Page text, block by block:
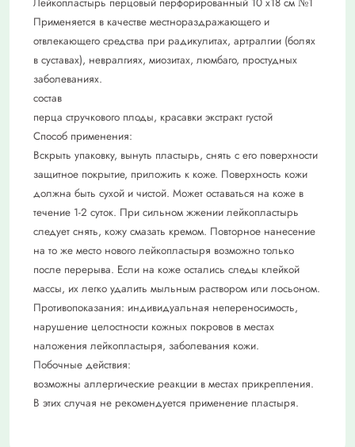
Применяется в качестве местнораздражающего и
отвлекающего средства при радикулитах, артралгии (болях
в суставах), невралгиях, миозитах, люмбаго, простудных
заболеваниях.
состав
перца стручкового плоды, красавки экстракт густой
Способ применения:
Вскрыть упаковку, вынуть пластырь, снять с его поверхности
защитное покрытие, приложить к коже. Поверхность кожи
должна быть сухой и чистой. Может оставаться на коже в
течение 1-2 суток. При сильном жжении лейкопластырь
следует снять, кожу смазать кремом. Повторное нанесение
на то же место нового лейкопластыря возможно только
после перерыва. Если на коже остались следы клейкой
массы, их легко удалить мыльным раствором или лосьоном.
Противопоказания: индивидуальная непереносимость,
нарушение целостности кожных покровов в местах
наложения лейкопластыря, заболевания кожи.
Побочные действия:
возможны аллергические реакции в местах прикрепления.
В этих случая не рекомендуется применение пластыря.